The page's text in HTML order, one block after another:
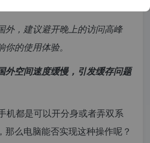
外，建议避开晚上的访问高峰
的使用体验。
外空间速度缓慢，引发缓存问题
机都是可以开分身或者弄双系
么电脑能否实现这种操作呢？